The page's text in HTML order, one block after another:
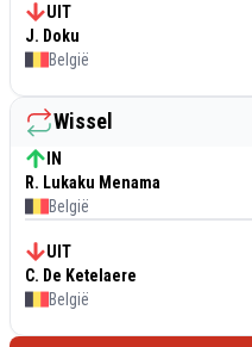
UIT
J. Doku
België
Wissel
IN
R. Lukaku Menama
België
UIT
C. De Ketelaere
België